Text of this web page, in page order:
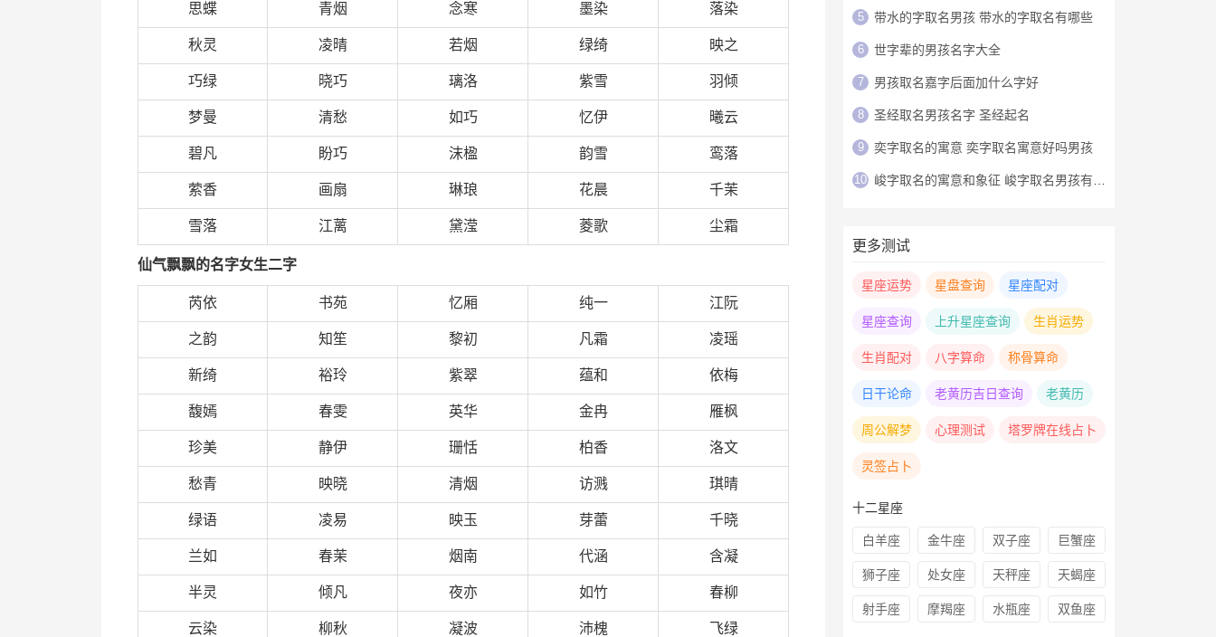
思蝶 青烟 念寒 墨染 落染
秋灵 凌晴 若烟 绿绮 映之
巧绿 晓巧 璃洛 紫雪 羽倾
梦曼 清愁 如巧 忆伊 曦云
碧凡 盼巧 沫楹 韵雪 鸾落
萦香 画扇 琳琅 花晨 千茉
雪落 江蓠 黛滢 菱歌 尘霜
仙气飘飘的名字女生二字
芮依 书苑 忆厢 纯一 江阮
之韵 知笙 黎初 凡霜 凌瑶
新绮 裕玲 紫翠 蕴和 依梅
馥嫣 春雯 英华 金冉 雁枫
珍美 静伊 珊恬 柏香 洛文
愁青 映晓 清烟 访溅 琪晴
绿语 凌易 映玉 芽蕾 千晓
兰如 春茉 烟南 代涵 含凝
半灵 倾凡 夜亦 如竹 春柳
云染 柳秋 凝波 沛槐 飞绿
5 带水的字取名男孩 带水的字取名有哪些
6 世字辈的男孩名字大全
7 男孩取名嘉字后面加什么字好
8 圣经取名男孩名字 圣经起名
9 奕字取名的寓意 奕字取名寓意好吗男孩
10 峻字取名的寓意和象征 峻字取名男孩有寓意
更多测试
星座运势 星盘查询 星座配对
星座查询 上升星座查询 生肖运势
生肖配对 八字算命 称骨算命
日干论命 老黄历吉日查询 老黄历
周公解梦 心理测试 塔罗牌在线占卜
灵签占卜
十二星座
白羊座 金牛座 双子座 巨蟹座
狮子座 处女座 天秤座 天蝎座
射手座 摩羯座 水瓶座 双鱼座